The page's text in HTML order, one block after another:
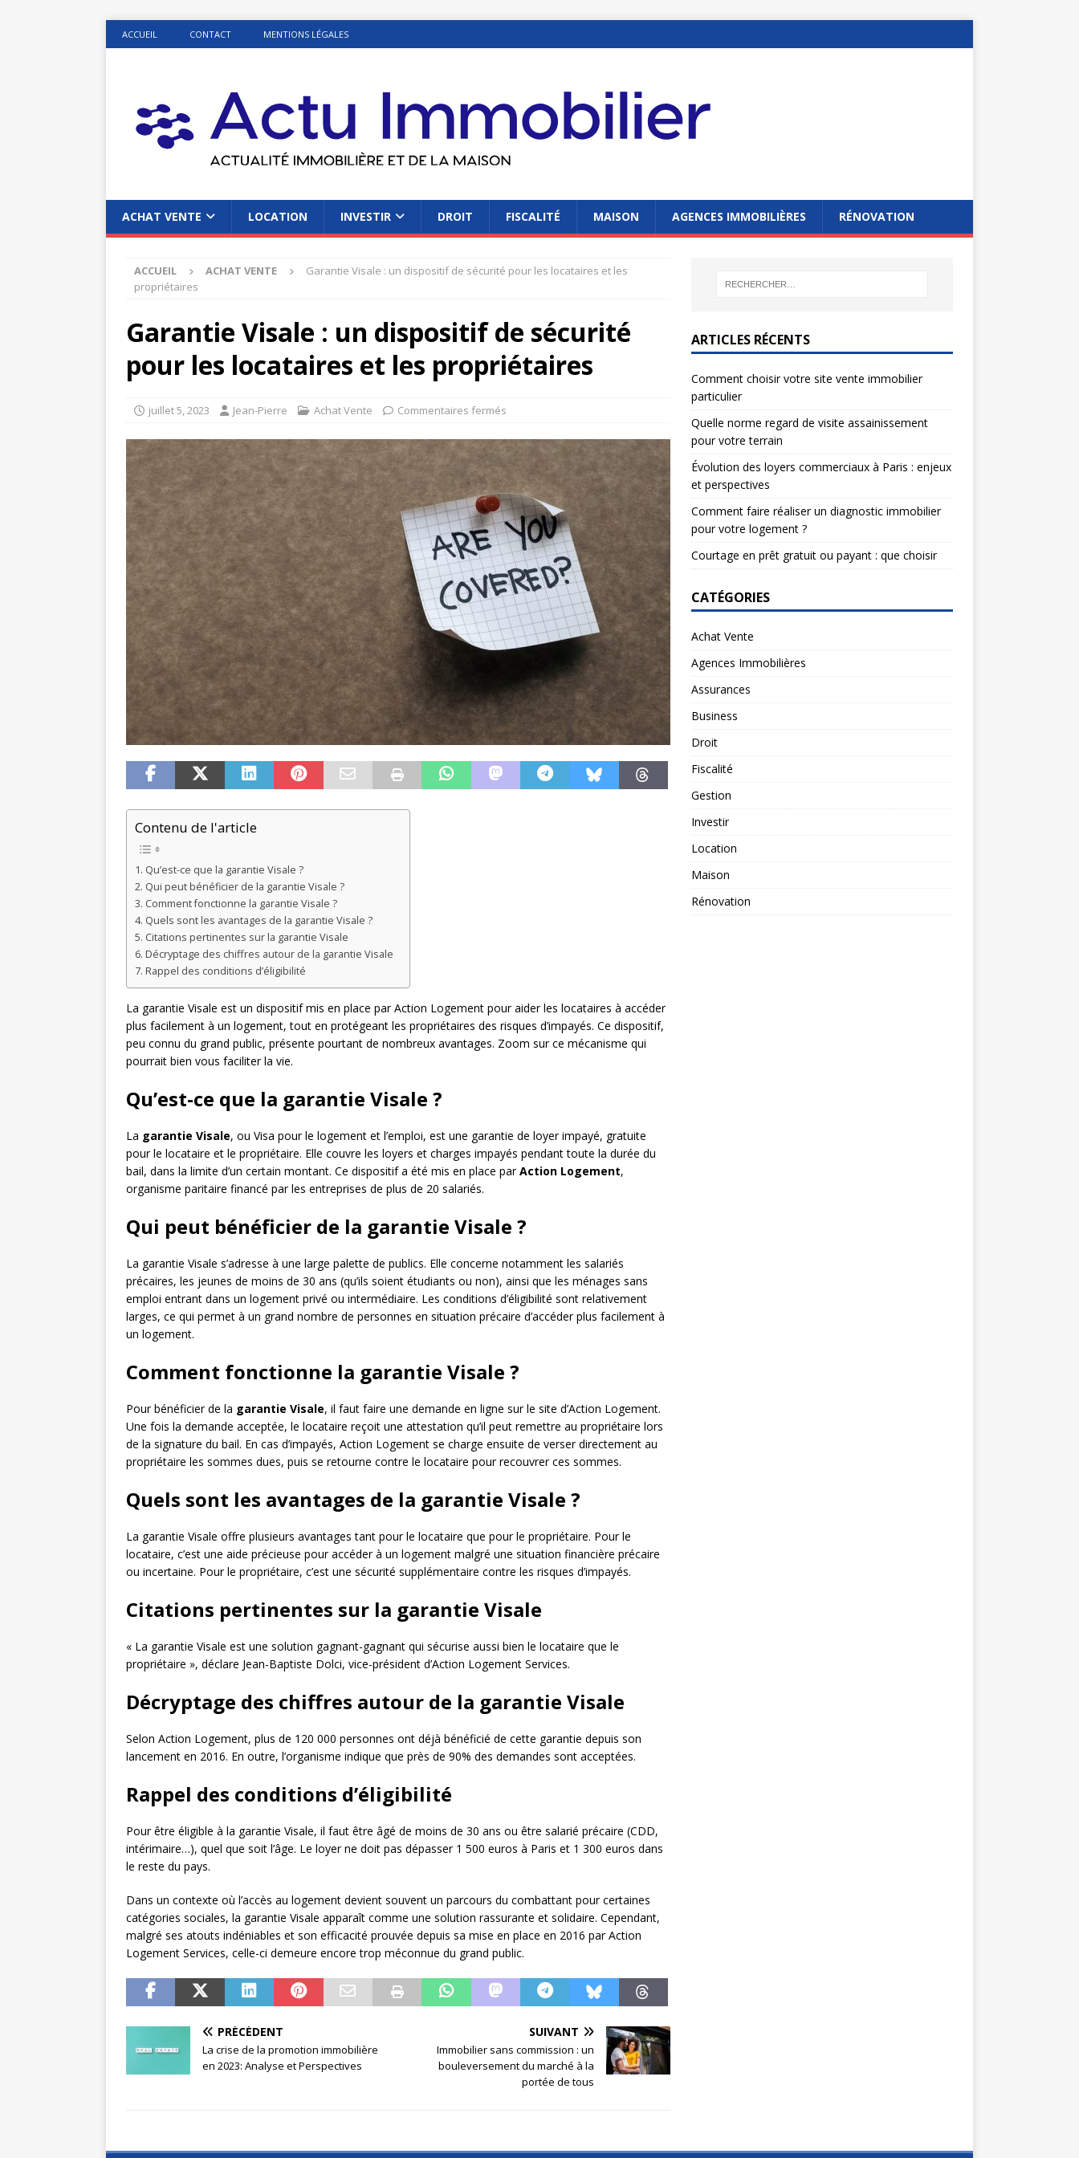
ACCUEIL CONTACT MENTIONS LÉGALES
ACHAT VENTE LOCATION INVESTIR DROIT FISCALITÉ MAISON AGENCES IMMOBILIÈRES RÉNOVATION
ACCUEIL ACHAT VENTE
Garantie Visale : un dispositif de sécurité pour les locataires et les
propriétaires
Garantie Visale : un dispositif de sécurité
pour les locataires et les propriétaires
juillet 5, 2023 Jean-Pierre Achat Vente Commentaires fermés
Contenu de l'article
Qu’est-ce que la garantie Visale ?
Qui peut bénéficier de la garantie Visale ?
Comment fonctionne la garantie Visale ?
Quels sont les avantages de la garantie Visale ?
Citations pertinentes sur la garantie Visale
Décryptage des chiffres autour de la garantie Visale
Rappel des conditions d’éligibilité
La garantie Visale est un dispositif mis en place par Action Logement pour aider les locataires à accéder
plus facilement à un logement, tout en protégeant les propriétaires des risques d’impayés. Ce dispositif,
peu connu du grand public, présente pourtant de nombreux avantages. Zoom sur ce mécanisme qui
pourrait bien vous faciliter la vie.
Qu’est-ce que la garantie Visale ?
La garantie Visale, ou Visa pour le logement et l’emploi, est une garantie de loyer impayé, gratuite
pour le locataire et le propriétaire. Elle couvre les loyers et charges impayés pendant toute la durée du
bail, dans la limite d’un certain montant. Ce dispositif a été mis en place parAction Logement,
organisme paritaire financé par les entreprises de plus de 20 salariés.
Qui peut bénéficier de la garantie Visale ?
La garantie Visale s’adresse à une large palette de publics. Elle concerne notamment les salariés
précaires, les jeunes de moins de 30 ans (qu’ils soient étudiants ou non), ainsi que les ménages sans
emploi entrant dans un logement privé ou intermédiaire. Les conditions d’éligibilité sont relativement
larges, ce qui permet à un grand nombre de personnes en situation précaire d’accéder plus facilement à
un logement.
Comment fonctionne la garantie Visale ?
Pour bénéficier de la garantie Visale, il faut faire une demande en ligne sur le site d’Action Logement.
Une fois la demande acceptée, le locataire reçoit une attestation qu’il peut remettre au propriétaire lors
de la signature du bail. En cas d’impayés, Action Logement se charge ensuite de verser directement au
propriétaire les sommes dues, puis se retourne contre le locataire pour recouvrer ces sommes.
Quels sont les avantages de la garantie Visale ?
La garantie Visale offre plusieurs avantages tant pour le locataire que pour le propriétaire. Pour le
locataire, c’est une aide précieuse pour accéder à un logement malgré une situation financière précaire
ou incertaine. Pour le propriétaire, c’est une sécurité supplémentaire contre les risques d’impayés.
Citations pertinentes sur la garantie Visale
« La garantie Visale est une solution gagnant-gagnant qui sécurise aussi bien le locataire que le
propriétaire », déclare Jean-Baptiste Dolci, vice-président d’Action Logement Services.
Décryptage des chiffres autour de la garantie Visale
Selon Action Logement, plus de 120 000 personnes ont déjà bénéficié de cette garantie depuis son
lancement en 2016. En outre, l’organisme indique que près de 90% des demandes sont acceptées.
Rappel des conditions d’éligibilité
Pour être éligible à la garantie Visale, il faut être âgé de moins de 30 ans ou être salarié précaire (CDD,
intérimaire…), quel que soit l’âge. Le loyer ne doit pas dépasser 1 500 euros à Paris et 1 300 euros dans
le reste du pays.
Dans un contexte où l’accès au logement devient souvent un parcours du combattant pour certaines
catégories sociales, la garantie Visale apparaît comme une solution rassurante et solidaire. Cependant,
malgré ses atouts indéniables et son efficacité prouvée depuis sa mise en place en 2016 par Action
Logement Services, celle-ci demeure encore trop méconnue du grand public.
PRÉCÉDENT
La crise de la promotion immobilière
en 2023: Analyse et Perspectives
SUIVANT
Immobilier sans commission : un
bouleversement du marché à la
portée de tous
ARTICLES RÉCENTS
Comment choisir votre site vente immobilier
particulier
Quelle norme regard de visite assainissement
pour votre terrain
Évolution des loyers commerciaux à Paris : enjeux
et perspectives
Comment faire réaliser un diagnostic immobilier
pour votre logement ?
Courtage en prêt gratuit ou payant : que choisir
CATÉGORIES
Achat Vente
Agences Immobilières
Assurances
Business
Droit
Fiscalité
Gestion
Investir
Location
Maison
Rénovation